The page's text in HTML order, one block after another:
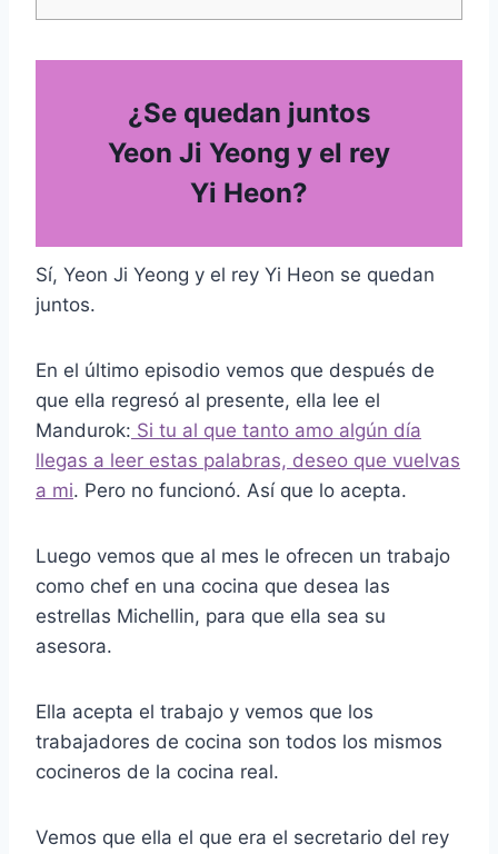
¿Se quedan juntos
Yeon Ji Yeong y el rey
Yi Heon?
Sí, Yeon Ji Yeong y el rey Yi Heon se quedan
juntos.
En el último episodio vemos que después de
que ella regresó al presente, ella lee el
Mandurok: Si tu al que tanto amo algún día
llegas a leer estas palabras, deseo que vuelvas
a mi. Pero no funcionó. Así que lo acepta.
Luego vemos que al mes le ofrecen un trabajo
como chef en una cocina que desea las
estrellas Michellin, para que ella sea su
asesora.
Ella acepta el trabajo y vemos que los
trabajadores de cocina son todos los mismos
cocineros de la cocina real.
Vemos que ella el que era el secretario del rey